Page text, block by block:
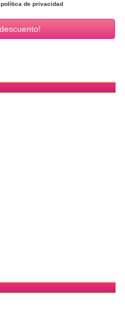
política de privacidad